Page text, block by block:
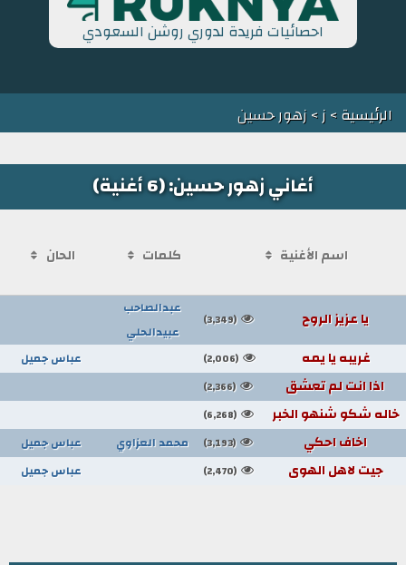
احصائيات فريدة لدوري روشن السعودي
الرئيسية>ز> زهور حسين
أغاني زهور حسين: (6 أغنية)
اسم الأغنية كلمات الحان
يا عزيز الروح (3,349)
عبدالصاحب
عبيدالحلي
غريبه يا يمه (2,006) عباس جميل
اذا انت لم تعشق (2,366)
خاله شكو شنهو الخبر (6,268)
اخاف احكي (3,193) محمد العزاوي عباس جميل
جيت لاهل الهوى (2,470) عباس جميل